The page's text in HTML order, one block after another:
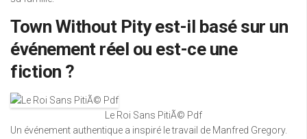
Town Without Pity est-il basé sur un
événement réel ou est-ce une
fiction ?
Le Roi Sans PitiÃ© Pdf
Un événement authentique a inspiré le travail de Manfred Gregory.